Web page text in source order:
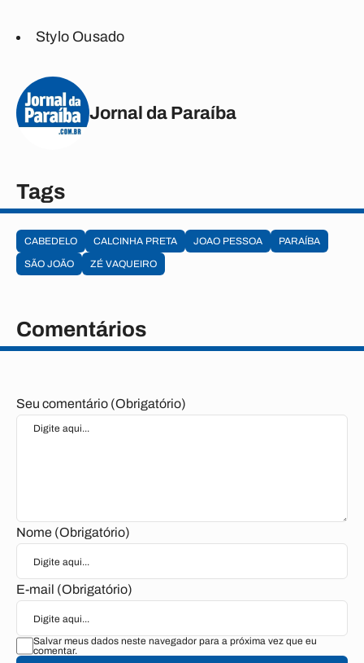
Stylo Ousado
Jornal da Paraíba
Tags
CABEDELO CALCINHA PRETA JOAO PESSOA
PARAÍBA
SÃO JOÃO
ZÉ VAQUEIRO
Comentários
Seu comentário (Obrigatório)
Nome (Obrigatório)
E-mail (Obrigatório)
Salvar meus dados neste navegador para a próxima vez que eu
comentar.